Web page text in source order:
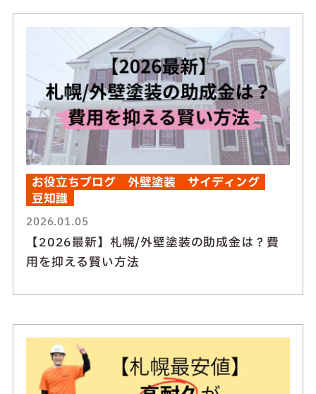
お役立ちブログ 外壁塗装
サイディング
豆知識
2026.01.05
【2026最新】札幌/外壁塗装の助成金は？費
用を抑える賢い方法